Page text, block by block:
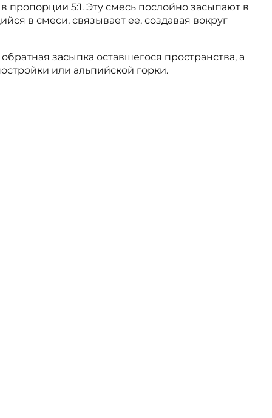
5:1. Эту смесь послойно засыпают в
в смеси, связывает ее, создавая вокруг
засыпка оставшегося пространства, а
или альпийской горки.